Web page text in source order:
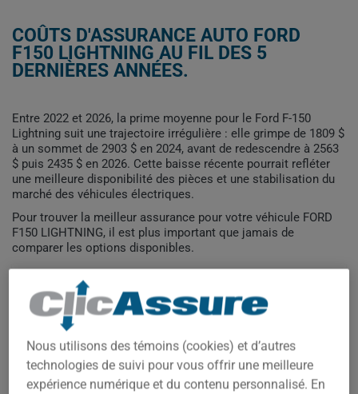
COÛTS D'ASSURANCE AUTO FORD
F150 LIGHTNING AU FIL DES 5
DERNIÈRES ANNÉES.
Entre 2022 et 2026, la prime moyenne pour le Ford F-150
Lightning suit une trajectoire irrégulière : elle grimpe de 1809 $
à un sommet de 2903 $ en 2024, avant de redescendre à 2563
$ puis 2435 $ en 2026. Cette baisse récente pourrait refléter
une meilleure disponibilité des pièces et une stabilisation du
marché des véhicules électriques.
Pour trouver la meilleur assurance pour votre véhicule FORD
F150 LIGHTNING, il est plus important que jamais de
comparer les options disponibles.
2 400$
2 600$
2 800$
Nous utilisons des témoins (cookies) et d’autres
technologies de suivi pour vous offrir une meilleure
expérience numérique et du contenu personnalisé. En